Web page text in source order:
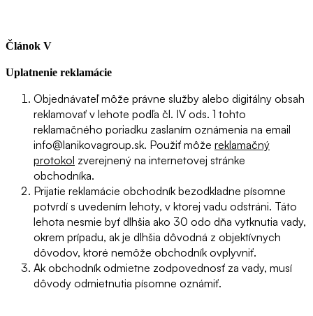
Článok V
Uplatnenie reklamácie
Objednávateľ môže právne služby alebo digitálny obsah
reklamovať v lehote podľa čl. IV ods. 1 tohto
reklamačného poriadku zaslaním oznámenia na email
info@lanikovagroup.sk. Použiť môže reklamačný
protokol zverejnený na internetovej stránke
obchodníka.
Prijatie reklamácie obchodník bezodkladne písomne
potvrdí s uvedením lehoty, v ktorej vadu odstráni. Táto
lehota nesmie byť dlhšia ako 30 odo dňa vytknutia vady,
okrem prípadu, ak je dlhšia dôvodná z objektívnych
dôvodov, ktoré nemôže obchodník ovplyvniť.
Ak obchodník odmietne zodpovednosť za vady, musí
dôvody odmietnutia písomne oznámiť.